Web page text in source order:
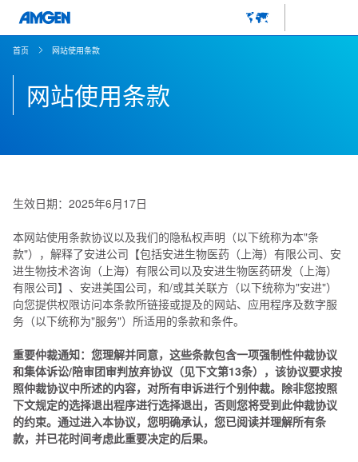
首页 网站使用条款
网站使用条款
生效日期：2025年6月17日
本网站使用条款协议以及我们的隐私权声明（以下统称为本"条
款"），解释了安进公司【包括安进生物医药（上海）有限公司、安
进生物技术咨询（上海）有限公司以及安进生物医药研发（上海）
有限公司】、安进美国公司，和/或其关联方（以下统称为"安进"）
向您提供权限访问本条款所链接或提及的网站、应用程序及数字服
务（以下统称为"服务"）所适用的条款和条件。
重要仲裁通知：您理解并同意，这些条款包含一项强制性仲裁协议
和集体诉讼/陪审团审判放弃协议（见下文第13条），该协议要求按
照仲裁协议中所述的内容，对所有申诉进行个别仲裁。除非您按照
下文规定的选择退出程序进行选择退出，否则您将受到此仲裁协议
的约束。通过进入本协议，您明确承认，您已阅读并理解所有条
款，并已花时间考虑此重要决定的后果。